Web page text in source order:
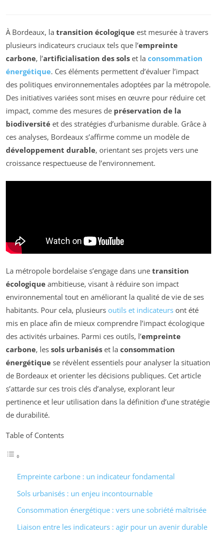
À Bordeaux, la transition écologique est mesurée à travers
plusieurs indicateurs cruciaux tels que l’empreinte
carbone, l’artificialisation des sols et la consommation
énergétique. Ces éléments permettent d’évaluer l’impact
des politiques environnementales adoptées par la métropole.
Des initiatives variées sont mises en œuvre pour réduire cet
impact, comme des mesures de préservation de la
biodiversité et des stratégies d’urbanisme durable. Grâce à
ces analyses, Bordeaux s’affirme comme un modèle de
développement durable, orientant ses projets vers une
croissance respectueuse de l’environnement.
La métropole bordelaise s’engage dans une transition
écologique ambitieuse, visant à réduire son impact
environnemental tout en améliorant la qualité de vie de ses
habitants. Pour cela, plusieurs outils et indicateurs ont été
mis en place afin de mieux comprendre l’impact écologique
des activités urbaines. Parmi ces outils, l’empreinte
carbone, les sols urbanisés et la consommation
énergétique se révèlent essentiels pour analyser la situation
de Bordeaux et orienter les décisions publiques. Cet article
s’attarde sur ces trois clés d’analyse, explorant leur
pertinence et leur utilisation dans la définition d’une stratégie
de durabilité.
Table of Contents
Empreinte carbone : un indicateur fondamental
Sols urbanisés : un enjeu incontournable
Consommation énergétique : vers une sobriété maîtrisée
Liaison entre les indicateurs : agir pour un avenir durable